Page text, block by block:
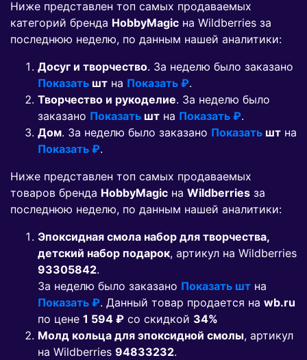
Ниже представлен топ самых продаваемых
категорий бренда HobbyMagic на Wildberries за
последнюю неделю, по данным нашей аналитики:
Досуг и творчество. За неделю было заказано
Показать шт на Показать ₽.
Творчество и рукоделие. За неделю было
заказано Показать шт на Показать ₽.
Дом. За неделю было заказано Показать шт на
Показать ₽.
Ниже представлен топ самых продаваемых
товаров бренда HobbyMagic на Wildberries за
последнюю неделю, по данным нашей аналитики:
Эпоксидная смола набор для творчества,
детский набор подарок, артикул на Wildberries
93305842.
За неделю было заказано Показать шт на
Показать ₽. Данный товар продается на wb.ru
по цене 1 594 ₽ co скидкой 34%
Молд кольца для эпоксидной смолы, артикул
на Wildberries 94833232.